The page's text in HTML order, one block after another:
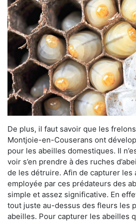
De plus, il faut savoir que les
Montjoie-en-Couserans ont
pour les abeilles domestiques. Il
voir s’en prendre à des ruches
de les détruire. Afin de capturer les
employée par ces prédateurs des
simple et assez significative. En
tout juste au-dessus des fleurs les
abeilles. Pour capturer les abeilles